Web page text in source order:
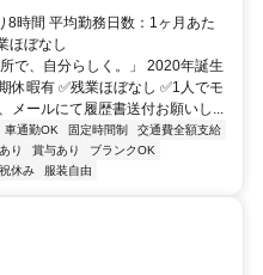
8時間 平均勤務日数：1ヶ月あた
ほぼなし
で、自分らしく。」 2020年誕生
休暇有 ✅残業ほぼなし ✅1人でモ
メールにて履歴書送付お願いし...
車通勤OK 固定時間制
交通費全額支給
り 賞与あり
ブランクOK
休み 服装自由